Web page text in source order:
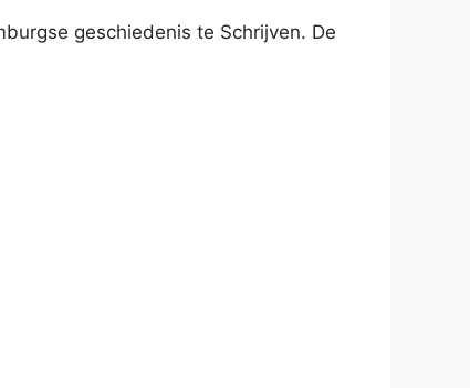
geschiedenis te Schrijven. De